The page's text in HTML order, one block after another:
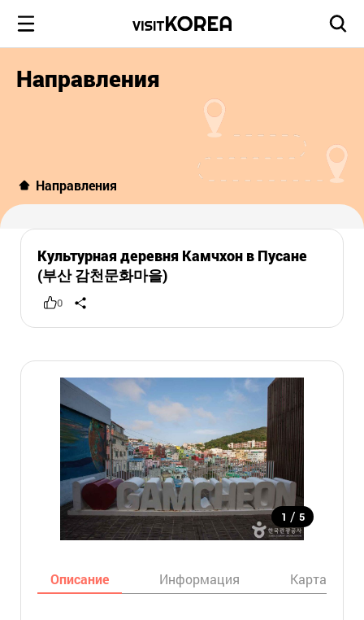
Направления
Направления
Культурная деревня Камчхон в Пусане
(부산 감천문화마을)
0
1 / 5
Описание Информация Карта